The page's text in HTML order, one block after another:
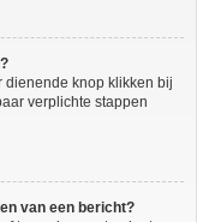
dienende knop klikken bij
verplichte stappen
van een bericht?